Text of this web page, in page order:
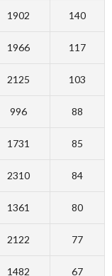
1902 140
1966 117
2125 103
996 88
1731 85
2310 84
1361 80
2122 77
1482 67